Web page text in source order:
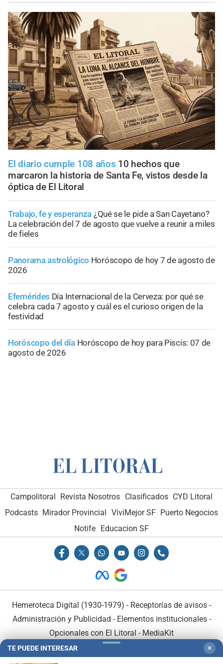
El diario cumple 108 años 10 hechos que
marcaron la historia de Santa Fe, vistos desde la
óptica de El Litoral
Trabajo, fe y esperanza ¿Qué se le pide a San Cayetano?
La celebración del 7 de agosto que vuelve a reunir a miles
de fieles
Panorama astrológico Horóscopo de hoy 7 de agosto de
2026
Efemérides Día Internacional de la Cerveza: por qué se
celebra cada 7 agosto y cuál es el curioso origen de la
festividad
Horóscopo del día Horóscopo de hoy para Piscis: 07 de
agosto de 2026
Campolitoral Revista Nosotros Clasificados CYD Litoral
Podcasts Mirador Provincial VivíMejor SF Puerto Negocios
Notife
Educacion SF
Hemeroteca Digital (1930-1979) - Receptorías de avisos -
Administración y Publicidad - Elementos institucionales-
Opcionales con El Litoral - MediaKit
TE PUEDE INTERESAR ✕